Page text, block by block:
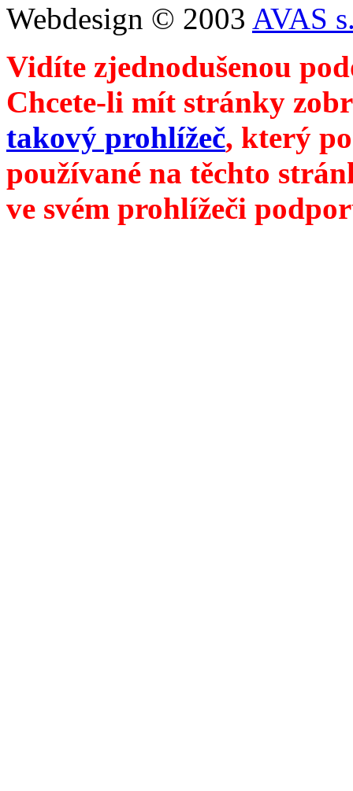
Webdesign © 2003 AVAS
Vidíte zjednodušenou
Chcete-li mít stránky
takový prohlížeč, který
používané na těchto
ve svém prohlížeči